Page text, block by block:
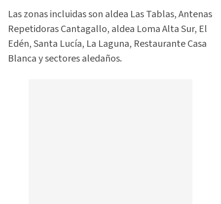
Las zonas incluidas son aldea Las Tablas, Antenas
Repetidoras Cantagallo, aldea Loma Alta Sur, El
Edén, Santa Lucía, La Laguna, Restaurante Casa
Blanca y sectores aledaños.